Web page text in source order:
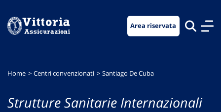
menu
contenuto
footer
Area riservata
Home Centri convenzionati Santiago De Cuba
Strutture Sanitarie Internazionali